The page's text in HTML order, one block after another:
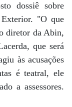
dossiê sobre
"O que
diretor da Abin,
que será
às acusações
é teatral, ele
a assessores.